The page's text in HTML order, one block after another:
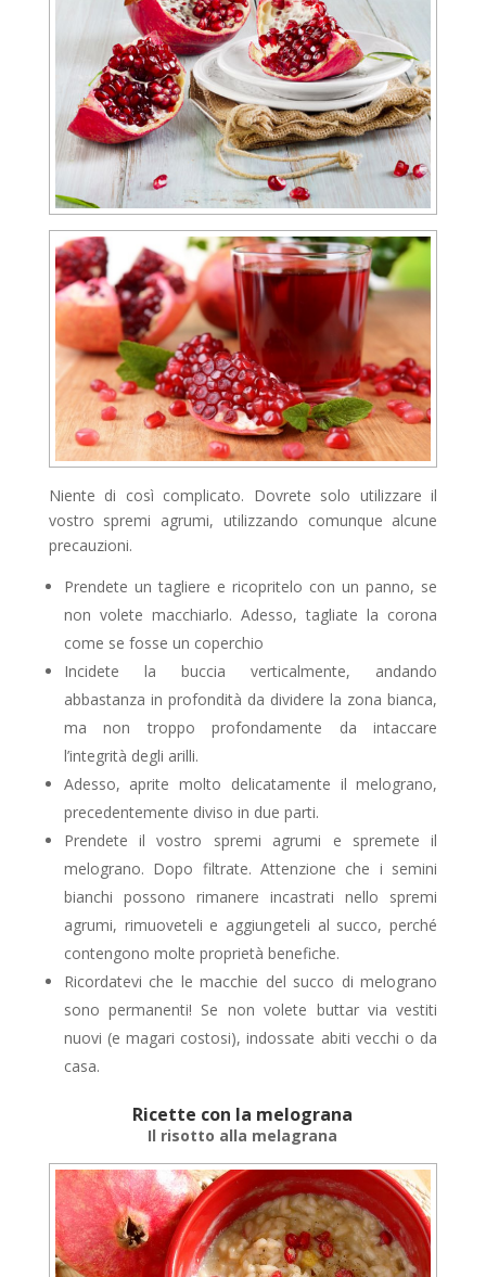
Niente di così complicato. Dovrete solo utilizzare il
vostro spremi agrumi, utilizzando comunque alcune
precauzioni.
Prendete un tagliere e ricopritelo con un panno, se
non volete macchiarlo. Adesso, tagliate la corona
come se fosse un coperchio
Incidete la buccia verticalmente, andando
abbastanza in profondità da dividere la zona bianca,
ma non troppo profondamente da intaccare
l’integrità degli arilli.
Adesso, aprite molto delicatamente il melograno,
precedentemente diviso in due parti.
Prendete il vostro spremi agrumi e spremete il
melograno. Dopo filtrate. Attenzione che i semini
bianchi possono rimanere incastrati nello spremi
agrumi, rimuoveteli e aggiungeteli al succo, perché
contengono molte proprietà benefiche.
Ricordatevi che le macchie del succo di melograno
sono permanenti! Se non volete buttar via vestiti
nuovi (e magari costosi), indossate abiti vecchi o da
casa.
Ricette con la melograna
Il risotto alla melagrana